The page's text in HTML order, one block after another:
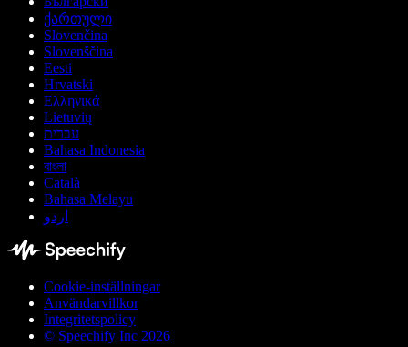
ქართული
Slovenčina
Slovenščina
Eesti
Hrvatski
Ελληνικά
Lietuvių
עברית
Bahasa Indonesia
বাংলা
Català
Bahasa Melayu
اردو
Cookie-inställningar
Användarvillkor
Integritetspolicy
© Speechify Inc 2026